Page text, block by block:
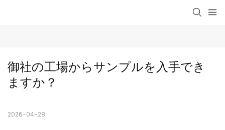
御社の工場からサンプルを入手でき
ますか？
2026-04-28